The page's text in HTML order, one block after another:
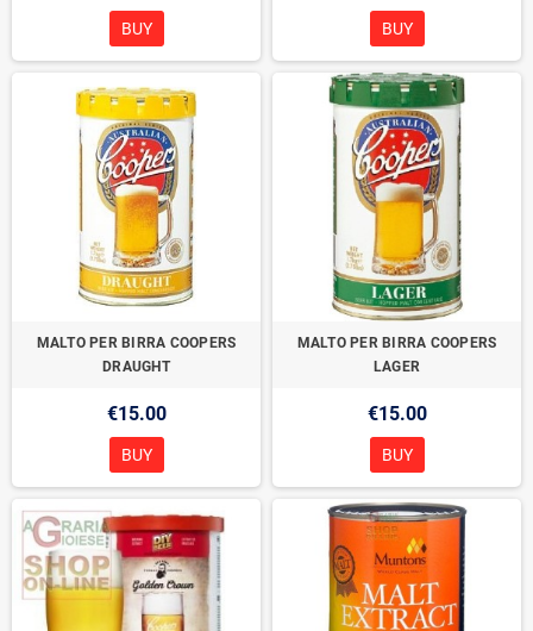
BUY BUY
MALTO PER BIRRA COOPERS
DRAUGHT
€15.00
BUY
MALTO PER BIRRA COOPERS
LAGER
€15.00
BUY